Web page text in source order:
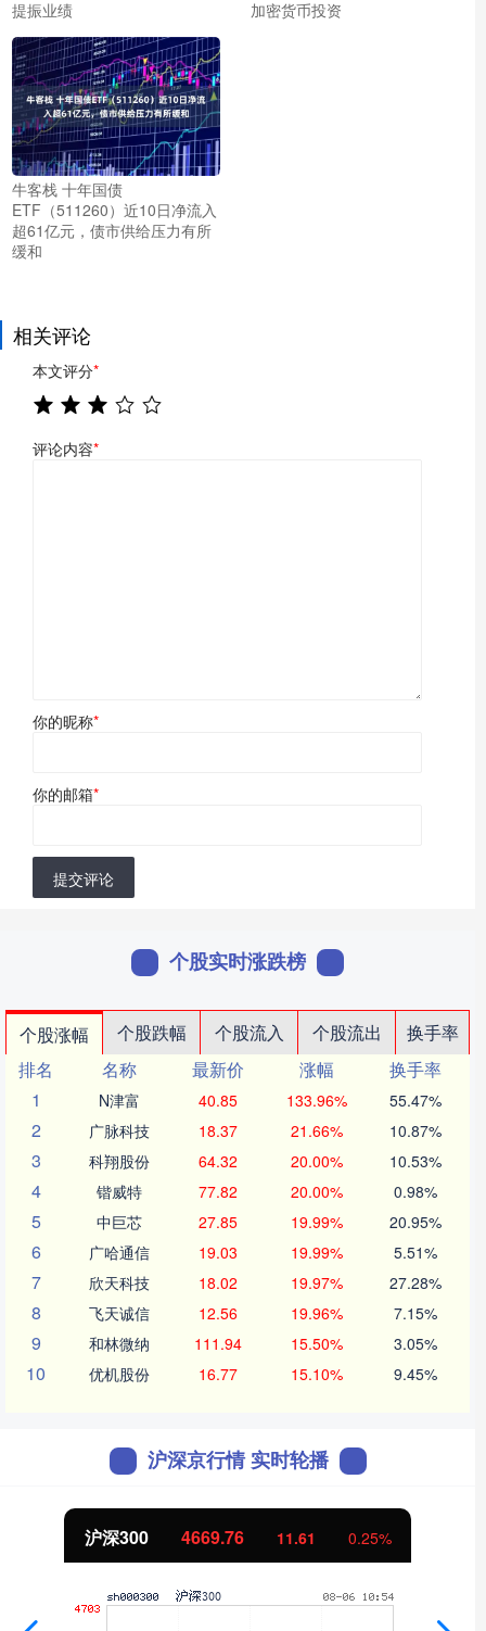
提振业绩 加密货币投资
牛客栈 十年国债
ETF（511260）近10日净流入
超61亿元，债市供给压力有所
缓和
相关评论
本文评分*
评论内容*
你的昵称*
你的邮箱*
提交评论
个股实时涨跌榜
个股涨幅 个股跌幅 个股流入 个股流出
换手率
排名
名称 最新价 涨幅
换手率
1
N津富 40.85 133.96% 55.47%
2 广脉科技 18.37 21.66% 10.87%
3 科翔股份 64.32 20.00% 10.53%
4 锴威特 77.82 20.00% 0.98%
5 中巨芯 27.85 19.99% 20.95%
6 广哈通信 19.03 19.99% 5.51%
7 欣天科技 18.02 19.97% 27.28%
8 飞天诚信 12.56 19.96% 7.15%
9 和林微纳 111.94 15.50% 3.05%
10 优机股份 16.77 15.10% 9.45%
沪深京行情 实时轮播
沪深300 4669.76 11.61 0.25%